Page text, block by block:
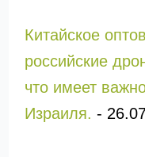
Китайское
российские
что имеет
Израиля. -